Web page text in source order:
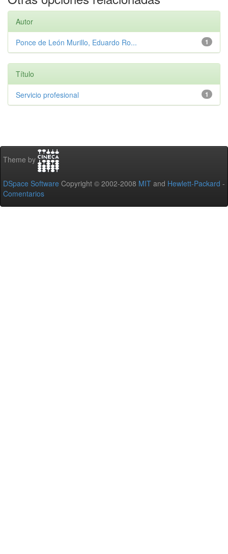
Autor
1
Ponce de León Murillo, Eduardo Ro...
Título
1
Servicio profesional
Theme by
DSpace Software Copyright © 2002-2008 MIT and Hewlett-Packard -
Comentarios